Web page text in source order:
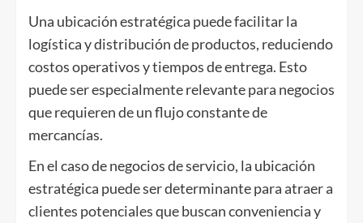
Una ubicación estratégica puede facilitar la
logística y distribución de productos, reduciendo
costos operativos y tiempos de entrega. Esto
puede ser especialmente relevante para negocios
que requieren de un flujo constante de
mercancías.
En el caso de negocios de servicio, la ubicación
estratégica puede ser determinante para atraer a
clientes potenciales que buscan conveniencia y